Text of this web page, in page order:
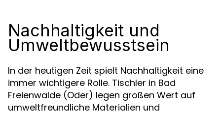
Nachhaltigkeit und
Umweltbewusstsein
In der heutigen Zeit spielt Nachhaltigkeit eine
immer wichtigere Rolle. Tischler in Bad
Freienwalde (Oder) legen großen Wert auf
umweltfreundliche Materialien und